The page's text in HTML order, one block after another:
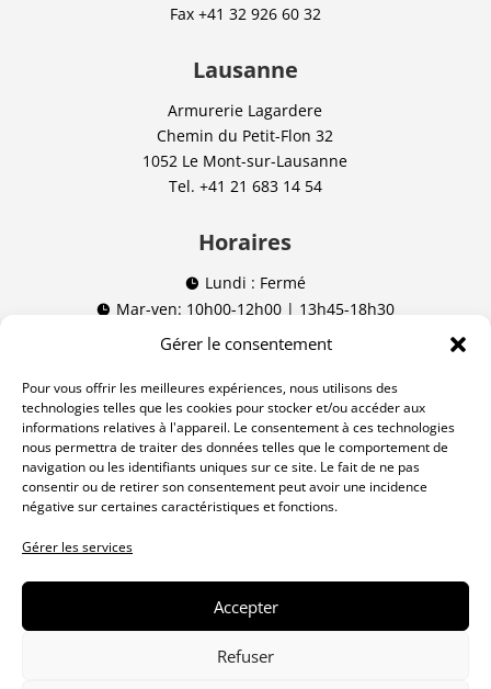
Gérer le consentement
Pour vous offrir les meilleures expériences, nous utilisons des
technologies telles que les cookies pour stocker et/ou accéder aux
informations relatives à l'appareil. Le consentement à ces technologies
nous permettra de traiter des données telles que le comportement de
navigation ou les identifiants uniques sur ce site. Le fait de ne pas
consentir ou de retirer son consentement peut avoir une incidence
négative sur certaines caractéristiques et fonctions.
Gérer les services
Accepter
Refuser
Fax +41 32 926 60 32
Lausanne
Armurerie Lagardere
Chemin du Petit-Flon 32
1052 Le Mont-sur-Lausanne
Tel. +41 21 683 14 54
Horaires
 Lundi : Fermé
 Mar-ven: 10h00-12h00 | 13h45-18h30
Sam: 09h00-12h00 | 13h45-16h00
Nos réseaux
Cookies
tous droits réservés